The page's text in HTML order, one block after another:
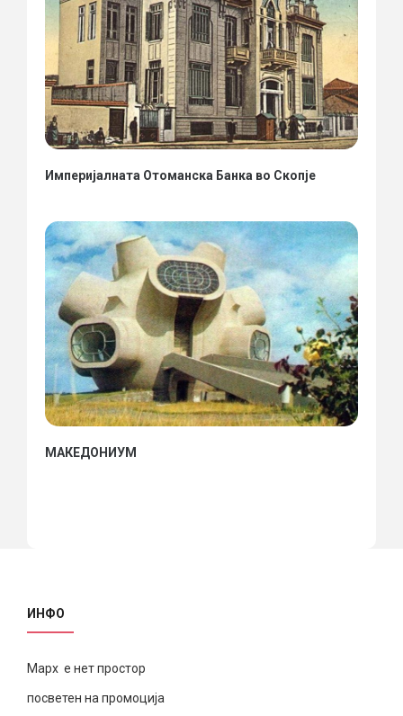
Империјалната Отоманска Банка во Скопје
МАКЕДОНИУМ
ИНФО
Марх е нет простор
посветен на промоција